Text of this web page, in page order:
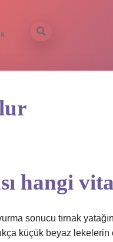
hangi
sonucu tırnak
küçük beyaz lekelerin